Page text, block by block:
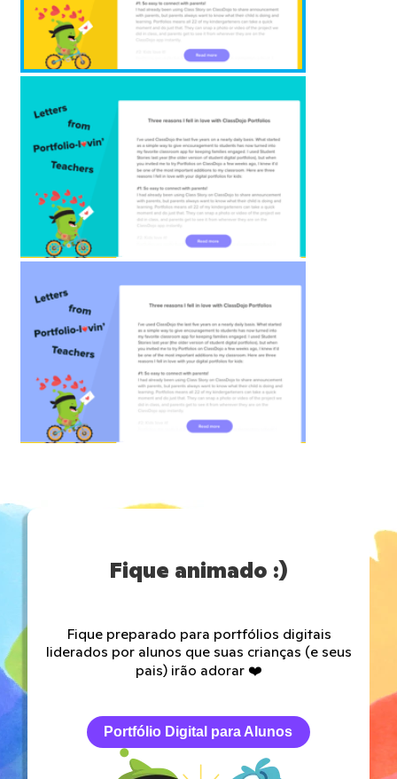
#3: Superfácil de usar para meus pequenos
jardim de infância
Eu estava preocupada com a possibilidade de
anos, mas o ClassDojo estava certo: é super
Imprimi o código QR da turma, colei na sala de
as crianças souberam exatamente o que fazer.
abriram o aplicativo do ClassDojo nos iPads,
em “Login como aluno” e depois escanearam o
Fico muito feliz por ter experimentado seus
digitais para alunos, porque isso está
minha vida, tornando o tempo das crianças em
aula.
Obrigada novamente, ClassDojo!
Miss Jones
professora do jardim de infância
Fique animado :)
Fique preparado para portfólios digitais
liderados por alunos que suas crianças (e seus
pais) irão adorar ❤️
Portfólio Digital para Alunos